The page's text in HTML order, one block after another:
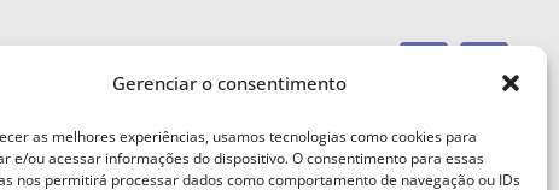
Gerenciar o consentimento
as melhores experiências, usamos tecnologias como cookies para
e/ou acessar informações do dispositivo. O consentimento para essas
nos permitirá processar dados como comportamento de navegação ou IDs